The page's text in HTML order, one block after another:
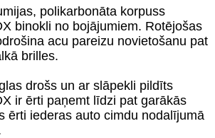
polikarbonāta korpuss
binokli no bojājumiem. Rotējošas
acu pareizu novietošanu pat
brilles.
drošs un ar slāpekli pildīts
ir ērti paņemt līdzi pat garākās
ērti iederas auto cimdu nodalījumā